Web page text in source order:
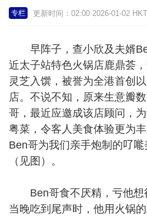
专栏 更新时间：02:00 2026-01-02 HKT
早阵子，查小欣及夫婿
近太子站特色火锅店鹿鼎荟
灵芝入馔，被誉为全港首创
店。不说不知，原来生意瓣
哥，最近应邀成该店顾问，
粤菜，令客人美食体验更为
Ben哥为我们亲手炮制的𠮩𠹌
（见图）。
Ben哥食不厌精，亏他想
当晚吃到尾声时，他用火锅